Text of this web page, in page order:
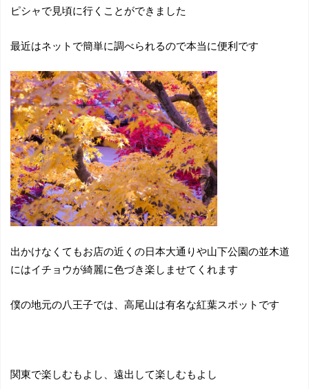
ピシャで見頃に行くことができました
最近はネットで簡単に調べられるので本当に便利です
出かけなくてもお店の近くの日本大通りや山下公園の並木道
にはイチョウが綺麗に色づき楽しませてくれます
僕の地元の八王子では、高尾山は有名な紅葉スポットです
関東で楽しむもよし、遠出して楽しむもよし